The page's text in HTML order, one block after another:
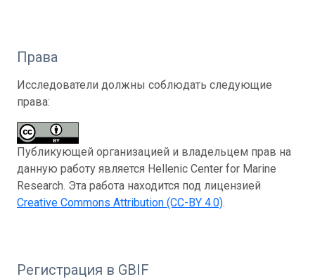
Права
Исследователи должны соблюдать следующие
права:
Публикующей организацией и владельцем прав на
данную работу является Hellenic Center for Marine
Research. Эта работа находится под лицензией
Creative Commons Attribution (CC-BY 4.0).
Регистрация в GBIF